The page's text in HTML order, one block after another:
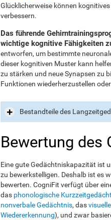
Glücklicherweise können
verbessern.
Das führende
wichtige kognitive Fähigkeiten
entworfen, um bestimmte
dieser kognitiven Muster kann
zu stärken und neue Synapsen zu
Funktionen wiederherzustellen
Bestandteile des
Bewertung des
Eine gute Gedächtniskapazität ist
zu bewerkstelligen. Deshalb ist es
bewerten. CogniFit verfügt über
das phonologische
nonverbale Gedächtnis, das
Wiedererkennung), und zwar